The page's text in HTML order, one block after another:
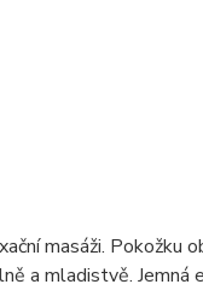
masáži.
a mladistvě.